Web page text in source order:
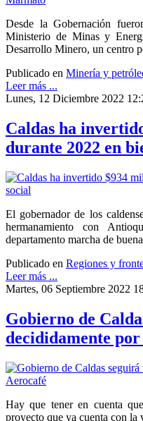
Desde la Gobernación
Ministerio de Minas y
Desarrollo Minero, un centro
Publicado en Minería y
Leer más ...
Lunes, 12 Diciembre 2022
Caldas ha
durante 2022 en
El gobernador de los
hermanamiento con
departamento marcha de
Publicado en Regiones y
Leer más ...
Martes, 06 Septiembre 2022
Gobierno de
decididamente
Hay que tener en cuenta
proyecto que ya cuenta con